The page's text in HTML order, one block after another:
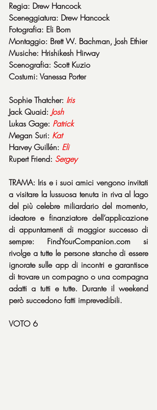
Regia: Drew Hancock
Sceneggiatura: Drew Hancock
Fotografia: Eli Born
Montaggio: Brett W. Bachman, Josh Ethier
Musiche: Hrishikesh Hirway
Scenografia: Scott Kuzio
Costumi: Vanessa Porter
Sophie Thatcher: Iris
Jack Quaid: Josh
Lukas Gage: Patrick
Megan Suri: Kat
Harvey Guillén: Eli
Rupert Friend: Sergey
TRAMA: Iris e i suoi amici vengono invitati
a visitare la lussuosa tenuta in riva al lago
del più celebre miliardario del momento,
ideatore e finanziatore dell’applicazione
di appuntamenti di maggior successo di
sempre: FindYourCompanion.com si
rivolge a tutte le persone stanche di essere
ignorate sulle app di incontri e garantisce
di trovare un compagno o una compagna
adatti a tutti e tutte. Durante il weekend
però succedono fatti imprevedibili.
VOTO 6